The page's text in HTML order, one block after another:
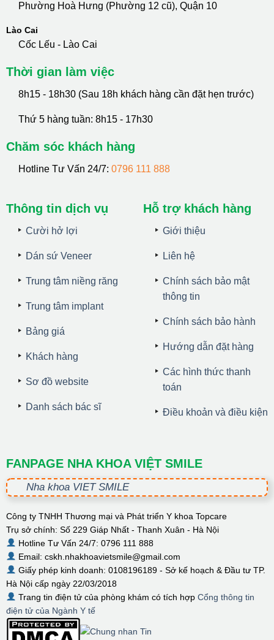
Phường Hoà Hưng (Phường 12 cũ), Quận 10
Lào Cai
Cốc Lếu - Lào Cai
Thời gian làm việc
8h15 - 18h30 (Sau 18h khách hàng cần đặt hẹn trước)
Thứ 5 hàng tuần: 8h15 - 17h30
Chăm sóc khách hàng
Hotline Tư Vấn 24/7: 0796 111 888
Thông tin dịch vụ
Cười hở lợi
Dán sứ Veneer
Trung tâm niềng răng
Trung tâm implant
Bảng giá
Khách hàng
Sơ đồ website
Danh sách bác sĩ
Hỗ trợ khách hàng
Giới thiệu
Liên hệ
Chính sách bảo mật
thông tin
Chính sách bảo hành
Hướng dẫn đặt hàng
Các hình thức thanh
toán
Điều khoản và điều kiện
FANPAGE NHA KHOA VIỆT SMILE
Nha khoa VIET SMILE
Công ty TNHH Thương mại và Phát triển Y khoa Topcare
Trụ sở chính: Số 229 Giáp Nhất - Thanh Xuân - Hà Nội
Hotline Tư Vấn 24/7: 0796 111 888
Email: cskh.nhakhoavietsmile@gmail.com
Giấy phép kinh doanh: 0108196189 - Sở kế hoạch & Đầu tư TP.
Hà Nội cấp ngày 22/03/2018
Trang tin điện tử của phòng khám có tích hợp Cổng thông tin
điện tử của Ngành Y tế